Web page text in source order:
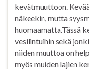
kevätmuuttoon.
näkeekin, mutta
huomaamatta.Tässä
vesilintuihin sekä
niiden muuttoa on
myös muiden lajien